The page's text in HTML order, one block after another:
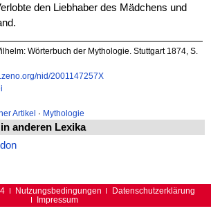
den Liebhaber des Mädchens und
Wörterbuch der Mythologie. Stuttgart 1874, S.
nid/2001147257X
Artikel · Mythologie
anderen Lexika
Nutzungsbedingungen
Datenschutzerklärung
Impressum